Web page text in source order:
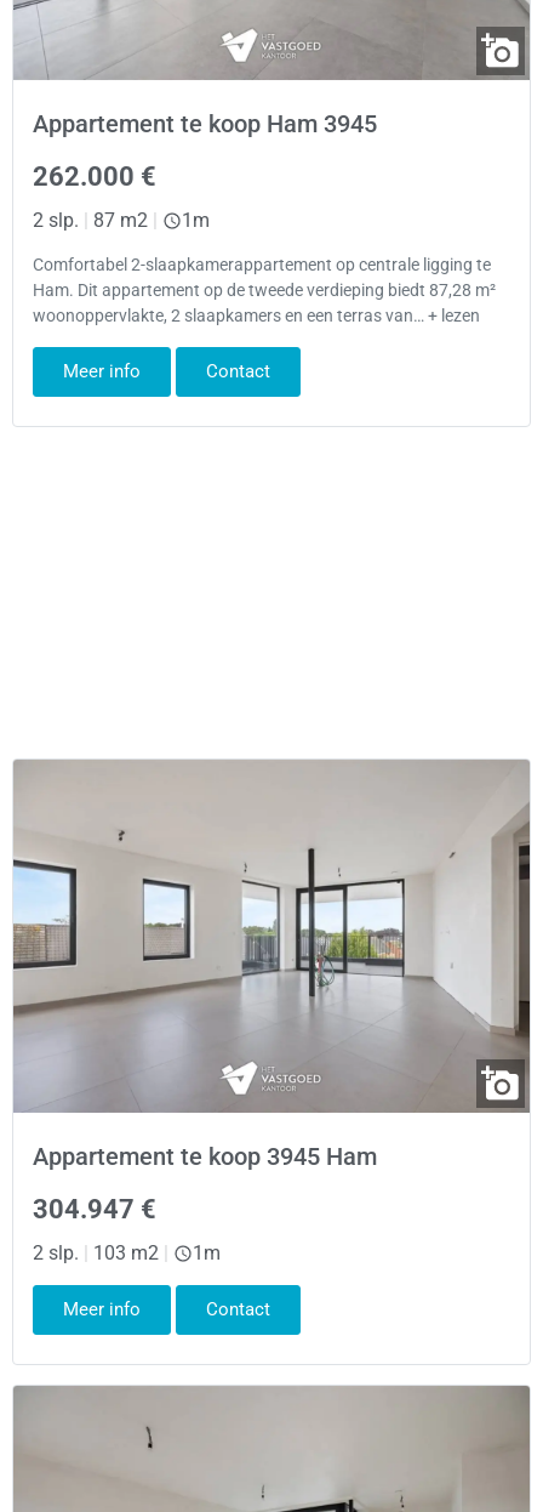
Appartement te koop Ham 3945
262.000 €
2 slp. | 87 m2 | 1m
Comfortabel 2-slaapkamerappartement op centrale ligging te
Ham. Dit appartement op de tweede verdieping biedt 87,28 m²
woonoppervlakte, 2 slaapkamers en een terras van… + lezen
Meer info Contact
Appartement te koop 3945 Ham
304.947 €
2 slp. | 103 m2 | 1m
Meer info Contact